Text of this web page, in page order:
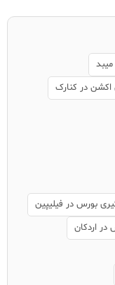
اکشن در کنارک
بورس در فیلیپین
اردکان